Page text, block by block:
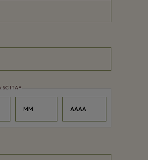
*
Month
MM
Year
AAAA